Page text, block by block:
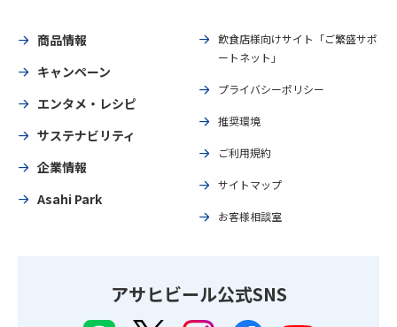
商品情報
キャンペーン
エンタメ・レシピ
サステナビリティ
企業情報
Asahi Park
飲食店様向けサイト「ご繁盛サポ
ートネット」
プライバシーポリシー
推奨環境
ご利用規約
サイトマップ
お客様相談室
アサヒビール公式SNS